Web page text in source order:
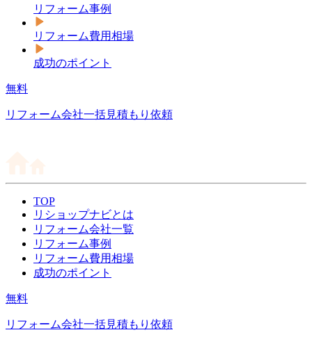
リフォーム事例
リフォーム費用相場
成功のポイント
無料
リフォーム会社一括見積もり依頼
TOP
リショップナビとは
リフォーム会社一覧
リフォーム事例
リフォーム費用相場
成功のポイント
無料
リフォーム会社一括見積もり依頼